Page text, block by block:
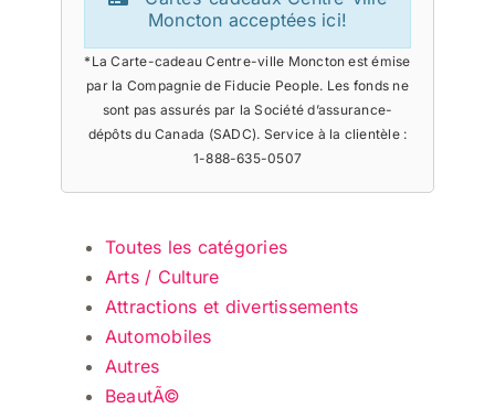
Moncton acceptées ici!
*La Carte-cadeau Centre-ville Moncton est émise
par la Compagnie de Fiducie People. Les fonds ne
sont pas assurés par la Société d’assurance-
dépôts du Canada (SADC). Service à la clientèle :
1-888-635-0507
Toutes les catégories
Arts / Culture
Attractions et divertissements
Automobiles
Autres
BeautÃ©